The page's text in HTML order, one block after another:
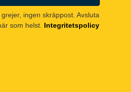
ingen skräppost. Avsluta
som helst. Integritetspolicy